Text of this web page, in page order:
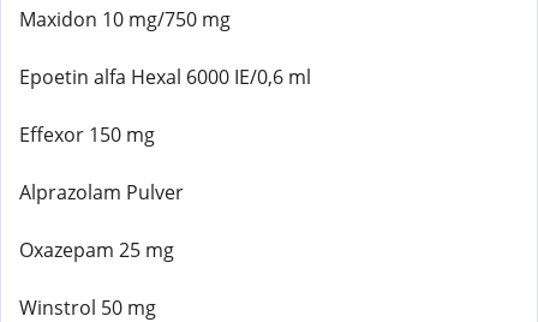
Maxidon 10 mg/750 mg
Epoetin alfa Hexal 6000 IE/0,6 ml
Effexor 150 mg
Alprazolam Pulver
Oxazepam 25 mg
Winstrol 50 mg